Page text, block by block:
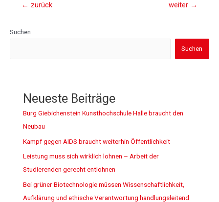
← zurück weiter →
Suchen
Suchen
Neueste Beiträge
Burg Giebichenstein Kunsthochschule Halle braucht den
Neubau
Kampf gegen AIDS braucht weiterhin Öffentlichkeit
Leistung muss sich wirklich lohnen – Arbeit der
Studierenden gerecht entlohnen
Bei grüner Biotechnologie müssen Wissenschaftlichkeit,
Aufklärung und ethische Verantwortung handlungsleitend